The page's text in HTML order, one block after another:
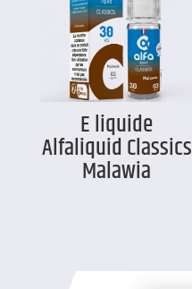
E liquide
Alfaliquid Classics
Malawia